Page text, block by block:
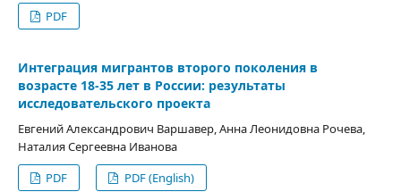
PDF
Интеграция мигрантов второго поколения в
возрасте 18-35 лет в России: результаты
исследовательского проекта
Евгений Александрович Варшавер, Анна Леонидовна Рочева,
Наталия Сергеевна Иванова
PDF
PDF (English)